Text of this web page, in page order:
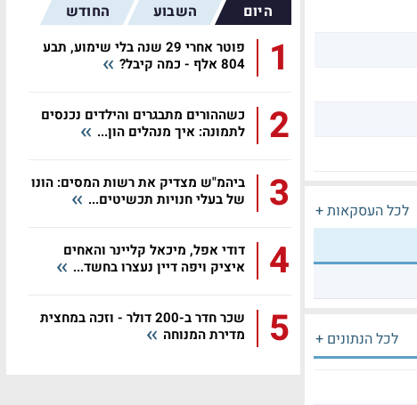
לכל העסקאות +
לכל הנתונים +
היום השבוע החודש
1
פוטר אחרי 29 שנה בלי שימוע, תבע
804 אלף - כמה קיבל?
2
כשההורים מתבגרים והילדים נכנסים
לתמונה: איך מנהלים הון...
3
ביהמ"ש מצדיק את רשות המסים: הונו
של בעלי חנויות תכשיטים...
4
דודי אפל, מיכאל קליינר והאחים
איציק ויפה דיין נעצרו בחשד...
5
שכר חדר ב-200 דולר - וזכה במחצית
מדירת המנוחה